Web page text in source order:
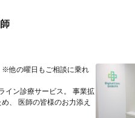
※他の曜日もご相談に乗れ
イン診療サービス。 事業拡
、 医師の皆様のお力添え